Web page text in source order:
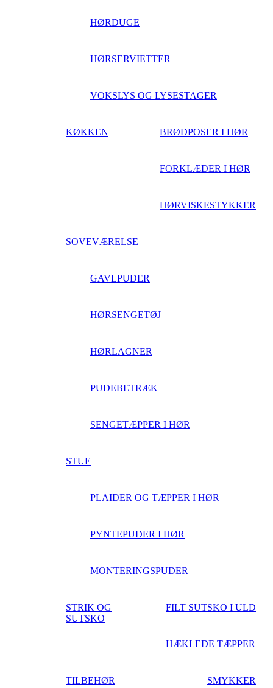
HØRDUGE
HØRSERVIETTER
VOKSLYS OG LYSESTAGER
KØKKEN BRØDPOSER I HØR
FORKLÆDER I HØR
HØRVISKESTYKKER
SOVEVÆRELSE
GAVLPUDER
HØRSENGETØJ
HØRLAGNER
PUDEBETRÆK
SENGETÆPPER I HØR
STUE
PLAIDER OG TÆPPER I HØR
PYNTEPUDER I HØR
MONTERINGSPUDER
STRIK OG
SUTSKO
FILT SUTSKO I ULD
HÆKLEDE TÆPPER
TILBEHØR SMYKKER